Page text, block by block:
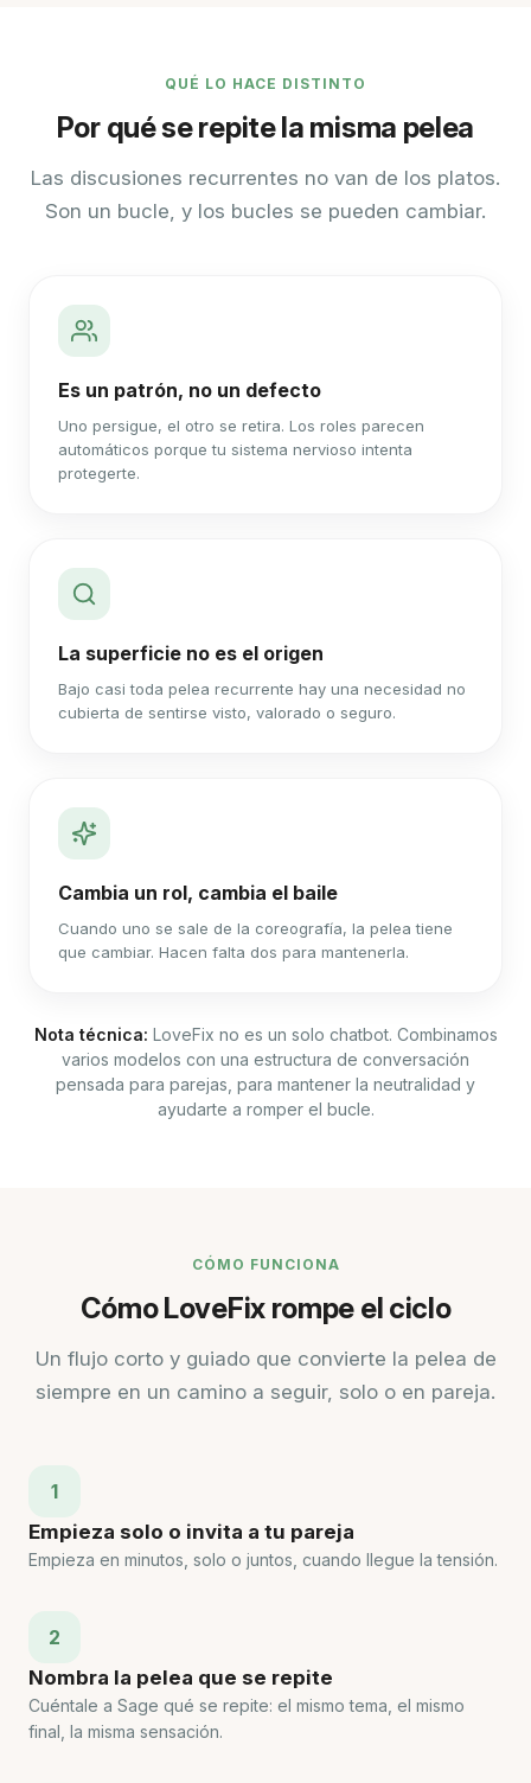
QUÉ LO HACE DISTINTO
Por qué se repite la misma pelea
Las discusiones recurrentes no van de los platos.
Son un bucle, y los bucles se pueden cambiar.
Es un patrón, no un defecto
Uno persigue, el otro se retira. Los roles parecen
automáticos porque tu sistema nervioso intenta
protegerte.
La superficie no es el origen
Bajo casi toda pelea recurrente hay una necesidad no
cubierta de sentirse visto, valorado o seguro.
Cambia un rol, cambia el baile
Cuando uno se sale de la coreografía, la pelea tiene
que cambiar. Hacen falta dos para mantenerla.
Nota técnica: LoveFix no es un solo chatbot. Combinamos
varios modelos con una estructura de conversación
pensada para parejas, para mantener la neutralidad y
ayudarte a romper el bucle.
CÓMO FUNCIONA
Cómo LoveFix rompe el ciclo
Un flujo corto y guiado que convierte la pelea de
siempre en un camino a seguir, solo o en pareja.
1
Empieza solo o invita a tu pareja
Empieza en minutos, solo o juntos, cuando llegue la tensión.
2
Nombra la pelea que se repite
Cuéntale a Sage qué se repite: el mismo tema, el mismo
final, la misma sensación.